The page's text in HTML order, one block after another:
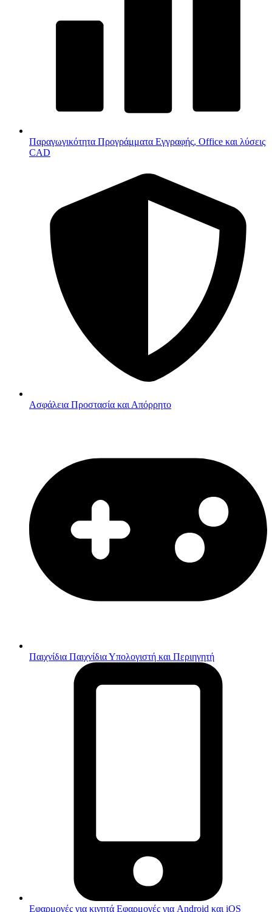
Παραγωγικότητα Προγράμματα Εγγραφής, Office και λύσεις
CAD
Ασφάλεια Προστασία και Απόρρητο
Παιχνίδια Παιχνίδια Υπολογιστή και Περιηγητή
Εφαρμογές για κινητά Εφαρμογές για Android και iOS